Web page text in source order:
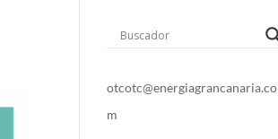
otcotc@energiagrancanaria.co
m